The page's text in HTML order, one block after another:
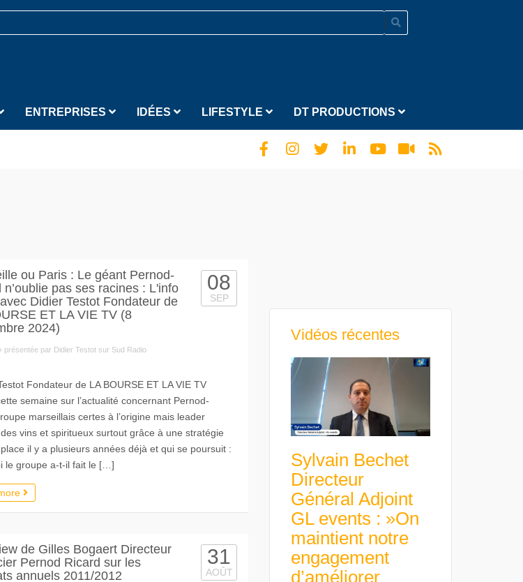
ENTREPRISES IDÉES LIFESTYLE DT PRODUCTIONS
ou Paris : Le géant Pernod-
n’oublie pas ses racines : L'info
Didier Testot Fondateur de
ET LA VIE TV (8
2024)
présentée par Didier Testot sur Sud Radio
08
SEP
Fondateur de LA BOURSE ET LA VIE TV
semaine sur l’actualité concernant Pernod-
marseillais certes à l’origine mais leader
vins et spiritueux surtout grâce à une stratégie
il y a plusieurs années déjà et qui se poursuit :
le groupe a-t-il fait le […]
de Gilles Bogaert Directeur
Pernod Ricard sur les
annuels 2011/2012
31
AOÛT
Vidéos récentes
Sylvain Bechet
Directeur
Général Adjoint
GL events : »On
maintient notre
engagement
d’améliorer